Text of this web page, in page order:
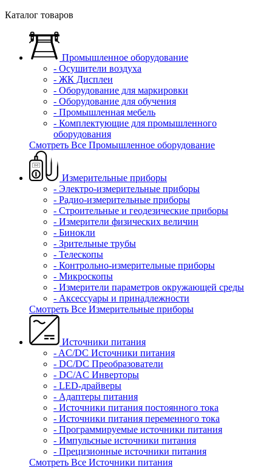
Каталог товаров
Промышленное оборудование
- Осушители воздуха
- ЖК Дисплеи
- Оборудование для маркировки
- Оборудование для обучения
- Промышленная мебель
- Комплектующие для промышленного
оборудования
Смотреть Все Промышленное оборудование
Измерительные приборы
- Электро-измерительные приборы
- Радио-измерительные приборы
- Строительные и геодезические приборы
- Измерители физических величин
- Бинокли
- Зрительные трубы
- Телескопы
- Контрольно-измерительные приборы
- Микроскопы
- Измерители параметров окружающей среды
- Аксессуары и принадлежности
Смотреть Все Измерительные приборы
Источники питания
- AC/DC Источники питания
- DC/DC Преобразователи
- DC/AC Инверторы
- LED-драйверы
- Адаптеры питания
- Источники питания постоянного тока
- Источники питания переменного тока
- Программируемые источники питания
- Импульсные источники питания
- Прецизионные источники питания
Смотреть Все Источники питания